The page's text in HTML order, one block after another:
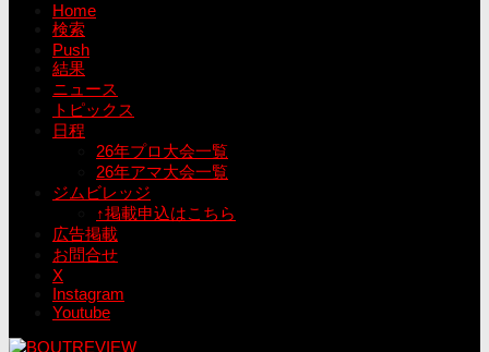
Home
検索
Push
結果
ニュース
トピックス
日程
26年プロ大会一覧
26年アマ大会一覧
ジムビレッジ
↑掲載申込はこちら
広告掲載
お問合せ
X
Instagram
Youtube